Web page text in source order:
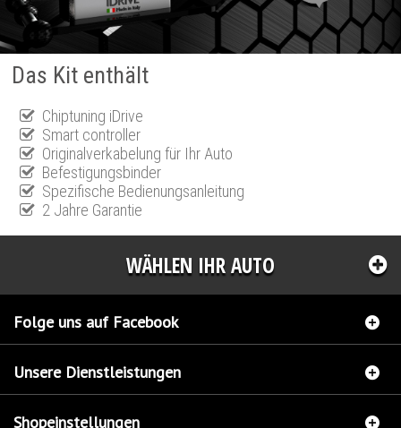
Das Kit enthält
Chiptuning iDrive
Smart controller
Originalverkabelung für Ihr Auto
Befestigungsbinder
Spezifische Bedienungsanleitung
2 Jahre Garantie
WÄHLEN IHR AUTO
Folge uns auf Facebook
Unsere Dienstleistungen
Shopeinstellungen